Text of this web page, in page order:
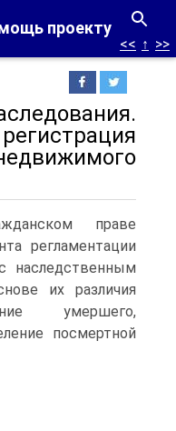
проекту
<< ↑ >>
праве
регламентации
наследственным
их различия
умершего,
посмертной